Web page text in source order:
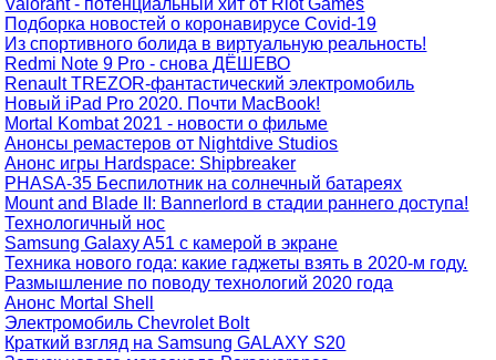
Valorant - потенциальный хит от Riot Games
Подборка новостей о коронавирусе Covid-19
Из спортивного болида в виртуальную реальность!
Redmi Note 9 Pro - снова ДЁШЕВО
Renault TREZOR-фантастический электромобиль
Новый iPad Pro 2020. Почти MacBook!
Mortal Kombat 2021 - новости о фильме
Анонсы ремастеров от Nightdive Studios
Анонс игры Hardspace: Shipbreaker
PHASA-35 Беспилотник на солнечный батареях
Mount and Blade II: Bannerlord в стадии раннего доступа!
Технологичный нос
Samsung Galaxy A51 с камерой в экране
Техника нового года: какие гаджеты взять в 2020-м году.
Размышление по поводу технологий 2020 года
Анонс Mortal Shell
Электромобиль Chevrolet Bolt
Краткий взгляд на Samsung GALAXY S20